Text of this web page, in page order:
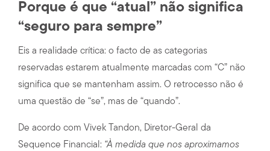
Porque é que “atual” não significa
“seguro para sempre”
Eis a realidade crítica: o facto de as categorias
reservadas estarem atualmente marcadas com “C” não
significa que se mantenham assim. O retrocesso não é
uma questão de “se”, mas de “quando”.
De acordo com Vivek Tandon, Diretor-Geral da
Sequence Financial: “À medida que nos aproximamos